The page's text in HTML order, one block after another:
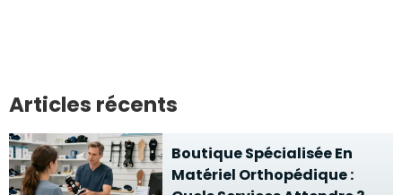
Articles récents
Boutique Spécialisée En
Matériel Orthopédique :